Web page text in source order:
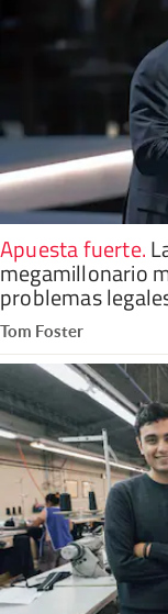
Apuesta fuerte.
megamillonario
problemas
Tom Foster